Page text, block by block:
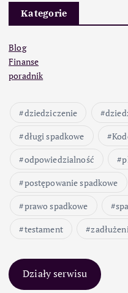
Kategorie
Blog
Finanse
poradnik
dziedziczenie
długi spadkowe
odpowiedzialność
postępowanie spadkowe
prawo spadkowe
testament
Działy serwisu